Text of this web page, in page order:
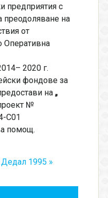
предприятия с
преодоляване на
от
Оперативна
2020 г.
фондове за
на „
№
C01
помощ.
1995 »